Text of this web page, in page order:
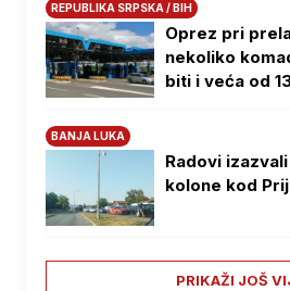
REPUBLIKA SRPSKA / BIH
Oprez pri
nekoliko
biti i veća od
BANJA LUKA
Radovi
kolone kod
PRIKAŽI JOŠ